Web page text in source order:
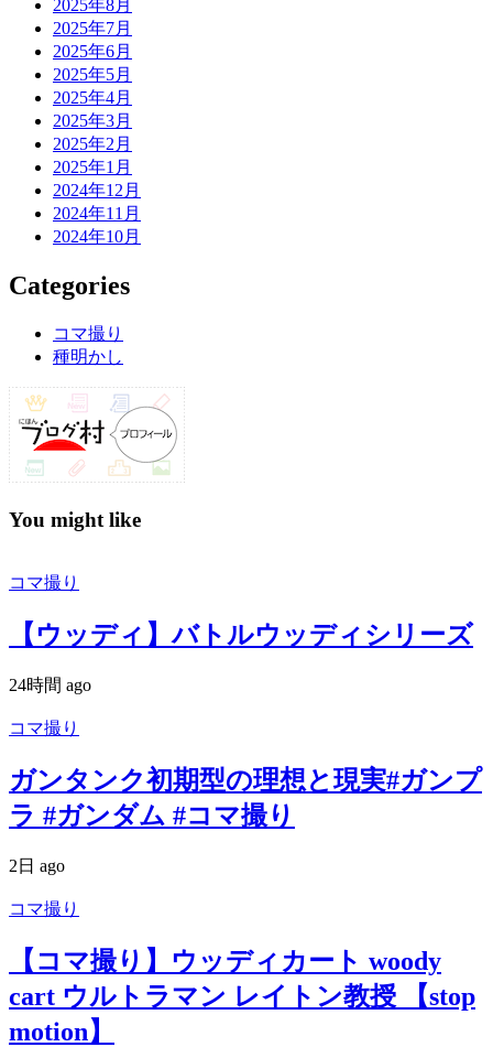
2025年8月
2025年7月
2025年6月
2025年5月
2025年4月
2025年3月
2025年2月
2025年1月
2024年12月
2024年11月
2024年10月
Categories
コマ撮り
種明かし
You might like
コマ撮り
【ウッディ】バトルウッディシリーズ
24時間 ago
コマ撮り
ガンタンク初期型の理想と現実#ガンプ
ラ #ガンダム #コマ撮り
2日 ago
コマ撮り
【コマ撮り】ウッディカート woody
cart ウルトラマン レイトン教授 【stop
motion】